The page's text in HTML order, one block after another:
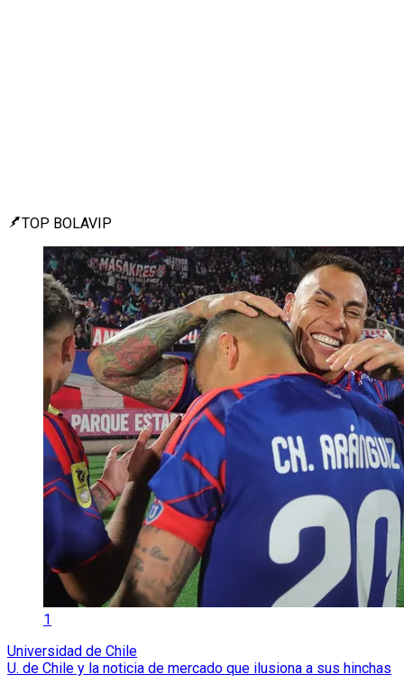
TOP BOLAVIP
1
Universidad de Chile
U. de Chile y la noticia de mercado que ilusiona a sus hinchas